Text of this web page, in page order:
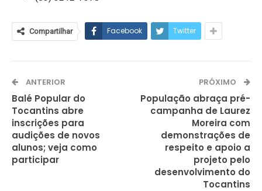
Compartilhar Facebook Twitter
ANTERIOR
Balé Popular do
Tocantins abre
inscrições para
audições de novos
alunos; veja como
participar
PRÓXIMO
População abraça pré-
campanha de Laurez
Moreira com
demonstrações de
respeito e apoio a
projeto pelo
desenvolvimento do
Tocantins